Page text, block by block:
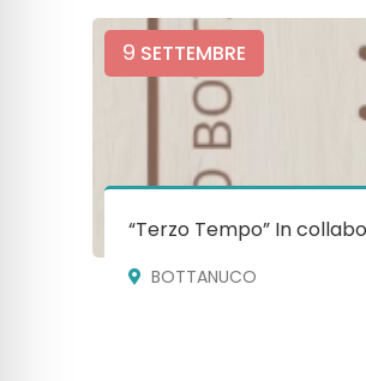
9 SETTEMBRE
“Terzo Tempo” In
BOTTANUCO